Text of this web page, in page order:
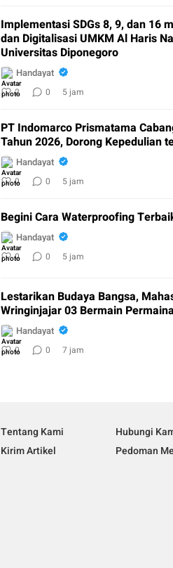
Implementasi SDGs 8, 9, dan 16
dan Digitalisasi UMKM Al Haris
Universitas Diponegoro
Handayat
2 0 5 jam
PT Indomarco Prismatama
Tahun 2026, Dorong Kepedulian
Handayat
0 0 5 jam
Begini Cara Waterproofing
Handayat
0 0 5 jam
Lestarikan Budaya Bangsa,
Wringinjajar 03 Bermain
Handayat
0 0 7 jam
Tentang Kami Hubungi
Kirim Artikel
Pedoman